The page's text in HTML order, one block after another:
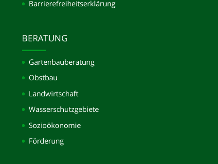
Barrierefreiheitserklärung
BERATUNG
Gartenbauberatung
Obstbau
Landwirtschaft
Wasserschutzgebiete
Sozioökonomie
Förderung